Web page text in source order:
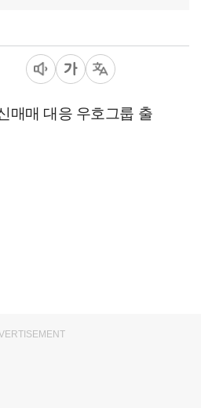
매매 대응 우호그룹 출